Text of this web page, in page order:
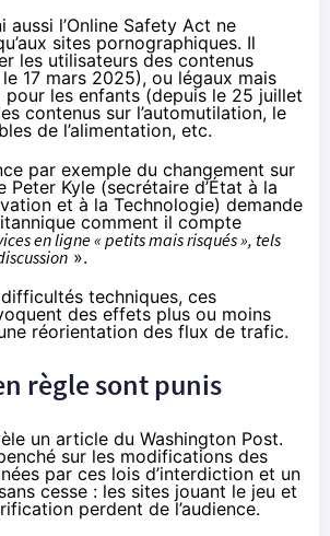
aussi l’Online Safety Act ne
sites pornographiques. Il
les utilisateurs des contenus
17 mars 2025), ou légaux mais
pour les enfants (depuis le 25 juillet
contenus sur l’automutilation, le
de l’alimentation, etc.
par exemple du changement sur
Peter Kyle (secrétaire d’État à la
et à la Technologie) demande
comment il compte
en ligne « petits mais risqués », tels
».
techniques, ces
des effets plus ou moins
réorientation des flux de trafic.
règle sont punis
un article du Washington Post.
sur les modifications des
par ces lois d’interdiction et un
cesse : les sites jouant le jeu et
perdent de l’audience.